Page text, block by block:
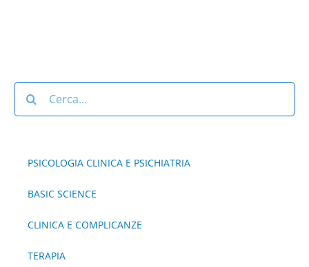
Cerca
per:
PSICOLOGIA CLINICA E PSICHIATRIA
BASIC SCIENCE
CLINICA E COMPLICANZE
TERAPIA